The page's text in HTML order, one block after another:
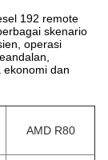
192 remote
skenario
operasi
ekonomi dan
AMD R80